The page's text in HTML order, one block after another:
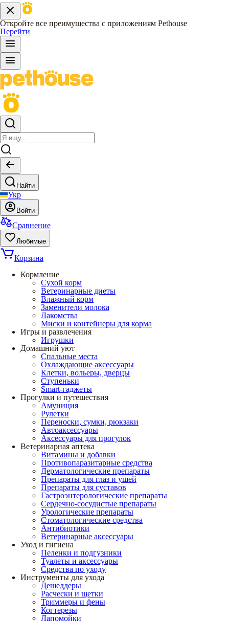
Откройте все преимущества с приложениям Pethouse
Перейти
Найти
Укр
Войти
Сравнение
Любимые
Корзина
Кормление
Сухой корм
Ветеринарные диеты
Влажный корм
Заменители молока
Лакомства
Миски и контейнеры для корма
Игры и развлечения
Игрушки
Домашний уют
Спальные места
Охлаждающие аксессуары
Клетки, вольеры, дверцы
Ступеньки
Smart-гаджеты
Прогулки и путешествия
Амуниция
Рулетки
Переноски, сумки, рюкзаки
Автоаксессуары
Аксессуары для прогулок
Ветеринарная аптека
Витамины и добавки
Противопаразитарные средства
Дерматологические препараты
Препараты для глаз и ушей
Препараты для суставов
Гастроэнтерологические препараты
Сердечно-сосудистые препараты
Урологические препараты
Стоматологические средства
Антибиотики
Ветеринарные аксессуары
Уход и гигиена
Пеленки и подгузники
Туалеты и аксессуары
Средства по уходу
Инструменты для ухода
Дешеддеры
Расчески и щетки
Триммеры и фены
Когтерезы
Лапомойки